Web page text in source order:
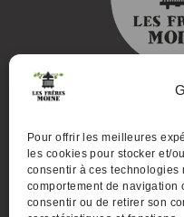
Pour offrir les meilleures
les cookies pour stocker et/
consentir à ces technologies
comportement de navigation
consentir ou de retirer son
Cognac,
Liqueurs,
Vins